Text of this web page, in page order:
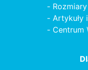
Artykuły
Centrum